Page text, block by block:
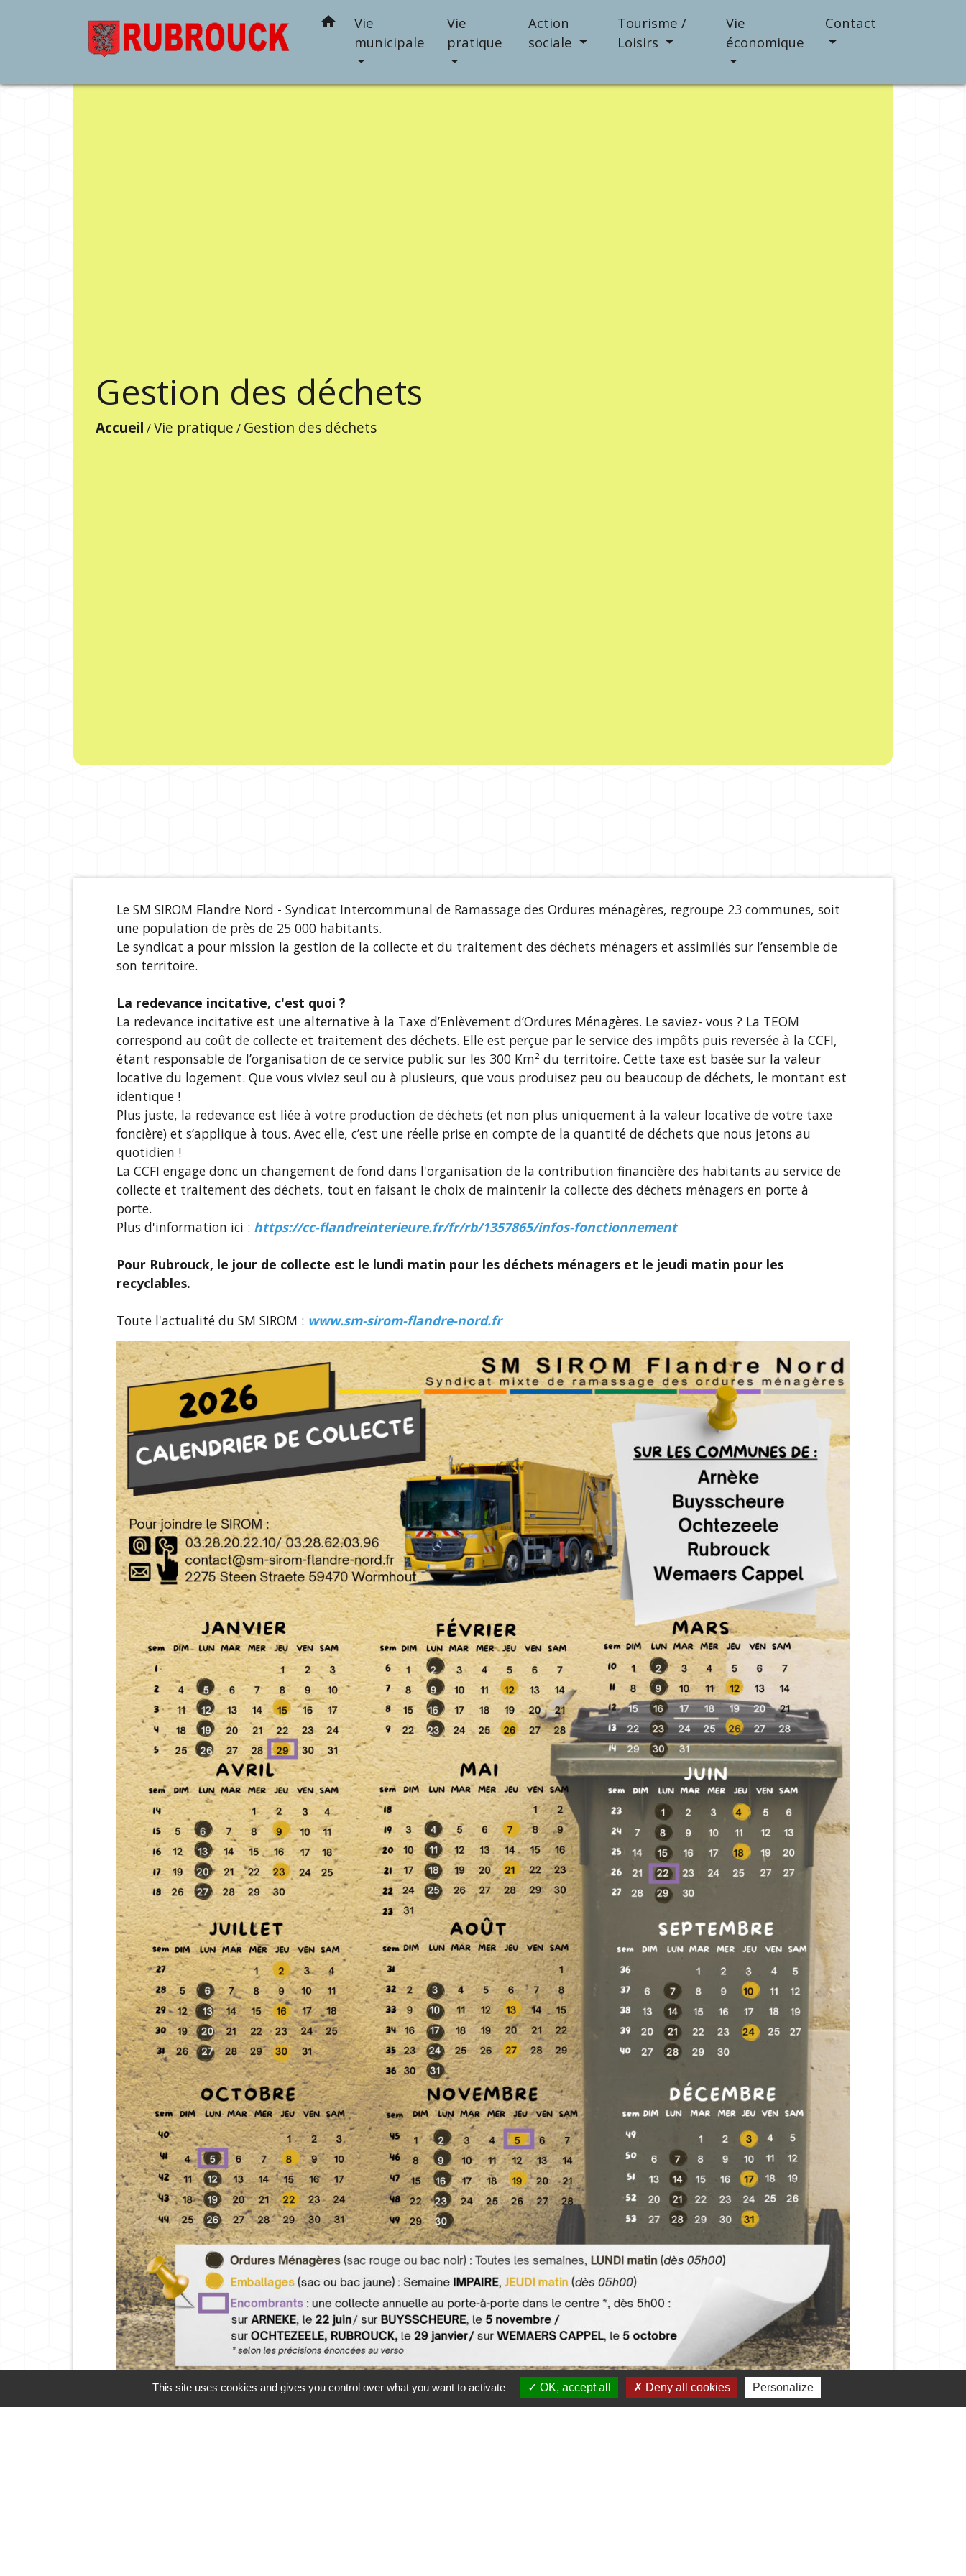
home
Vie
municipale
Vie
pratique
Action
sociale
Tourisme /
Loisirs
Vie
économique
Contact
Gestion des déchets
Accueil /Vie pratique / Gestion des déchets
Le SM SIROM Flandre Nord - Syndicat Intercommunal de Ramassage des Ordures ménagères, regroupe 23 communes, soit
une population de près de 25 000 habitants.
Le syndicat a pour mission la gestion de la collecte et du traitement des déchets ménagers et assimilés sur l’ensemble de
son territoire.
La redevance incitative, c'est quoi ?
La redevance incitative est une alternative à la Taxe d’Enlèvement d’Ordures Ménagères. Le saviez- vous ? La TEOM
correspond au coût de collecte et traitement des déchets. Elle est perçue par le service des impôts puis reversée à la CCFI,
étant responsable de l’organisation de ce service public sur les 300 Km² du territoire. Cette taxe est basée sur la valeur
locative du logement. Que vous viviez seul ou à plusieurs, que vous produisez peu ou beaucoup de déchets, le montant est
identique !
Plus juste, la redevance est liée à votre production de déchets (et non plus uniquement à la valeur locative de votre taxe
foncière) et s’applique à tous. Avec elle, c’est une réelle prise en compte de la quantité de déchets que nous jetons au
quotidien !
La CCFI engage donc un changement de fond dans l'organisation de la contribution financière des habitants au service de
collecte et traitement des déchets, tout en faisant le choix de maintenir la collecte des déchets ménagers en porte à
porte.
Plus d'information ici : https://cc-flandreinterieure.fr/fr/rb/1357865/infos-fonctionnement
Pour Rubrouck, le jour de collecte est le lundi matin pour les déchets ménagers et le jeudi matin pour les
recyclables.
Toute l'actualité du SM SIROM : www.sm-sirom-flandre-nord.fr
This site uses cookies and gives you control over what you want to activate OK, accept all Deny all cookies Personalize